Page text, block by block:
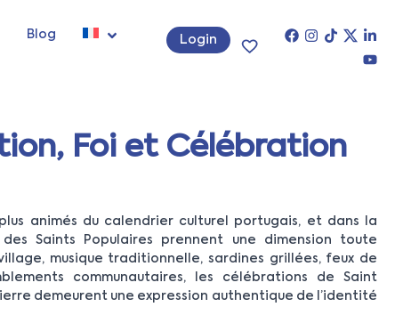
Blog Login
Foi et Célébration
animés du calendrier culturel portugais, et dans la
Saints Populaires prennent une dimension toute
musique traditionnelle, sardines grillées, feux de
communautaires, les célébrations de Saint
demeurent une expression authentique de l’identité